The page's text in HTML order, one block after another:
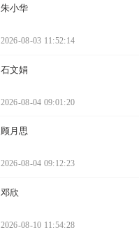
朱小华
2026-08-03 11:52:14
石文娟
2026-08-04 09:01:20
顾月思
2026-08-04 09:12:23
邓欣
2026-08-10 11:54:28